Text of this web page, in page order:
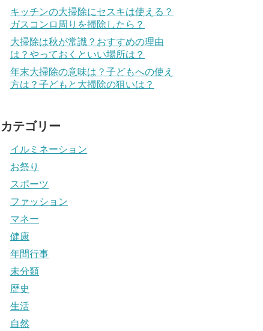
キッチンの大掃除にセスキは使える？
ガスコンロ周りを掃除したら？
大掃除は秋が常識？おすすめの理由
は？やっておくといい場所は？
年末大掃除の意味は？子どもへの使え
方は？子どもと大掃除の狙いは？
カテゴリー
イルミネーション
お祭り
スポーツ
ファッション
マネー
健康
年間行事
未分類
歴史
生活
自然